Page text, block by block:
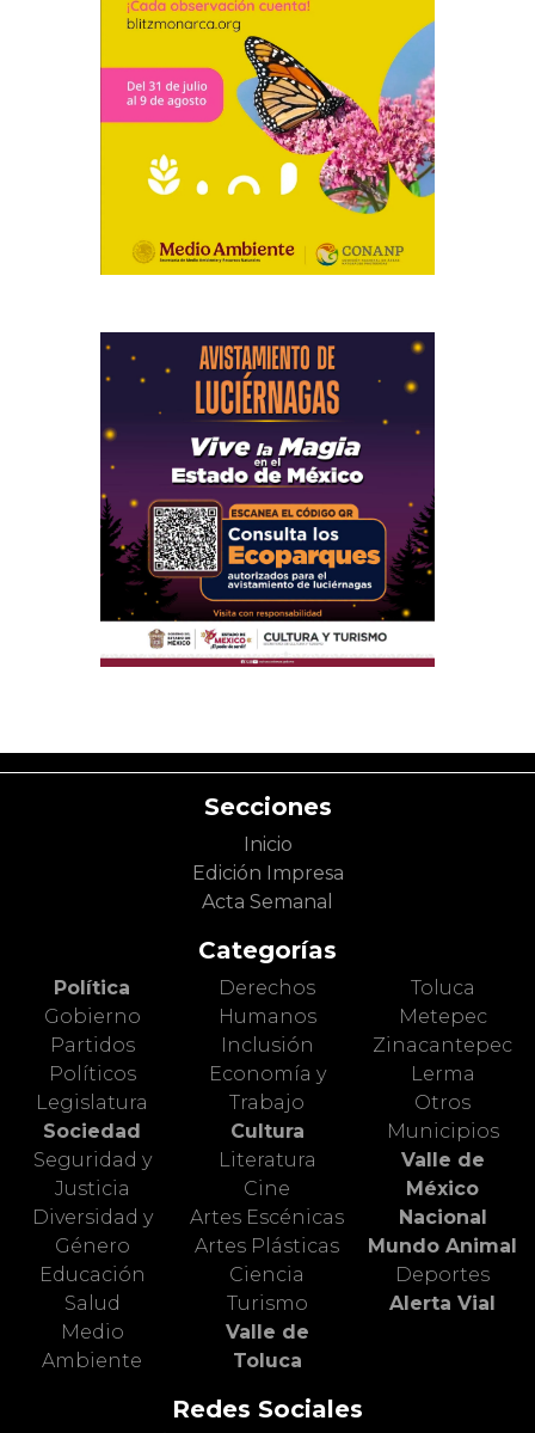
Secciones
Inicio
Edición Impresa
Acta Semanal
Categorías
Política
Gobierno
Partidos
Políticos
Legislatura
Sociedad
Seguridad y
Justicia
Diversidad y
Género
Educación
Salud
Medio
Ambiente
Derechos
Humanos
Inclusión
Economía y
Trabajo
Cultura
Literatura
Cine
Artes Escénicas
Artes Plásticas
Ciencia
Turismo
Valle de
Toluca
Toluca
Metepec
Zinacantepec
Lerma
Otros
Municipios
Valle de
México
Nacional
Mundo Animal
Deportes
Alerta Vial
Redes Sociales